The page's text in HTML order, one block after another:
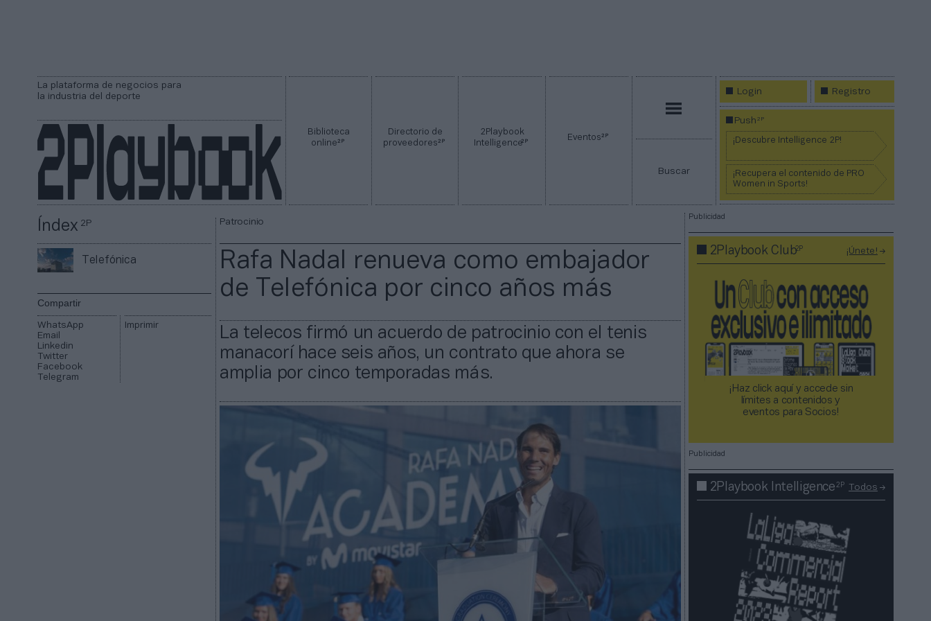
La plataforma de negocios para
la industria del deporte
Biblioteca
online2P
Directorio de
proveedores2P
2Playbook
Intelligence2P Eventos2P
Buscar
Login Registro
Push2P
¡Descubre Intelligence 2P!
¡Recupera el contenido de PRO
Women in Sports!
Índex2P
Telefónica
Compartir
WhatsApp
Email
Linkedin
Twitter
Facebook
Telegram
Imprimir
Patrocinio
Rafa Nadal renueva como embajador
de Telefónica por cinco años más
La telecos firmó un acuerdo de patrocinio con el tenis
manacorí hace seis años, un contrato que ahora se
amplia por cinco temporadas más.
Publicidad
2Playbook Club2P ¡Únete!
¡Haz click aquí y accede sin
límites a contenidos y
eventos para Socios!​​​​​​​
Publicidad
2Playbook Intelligence2P Todos